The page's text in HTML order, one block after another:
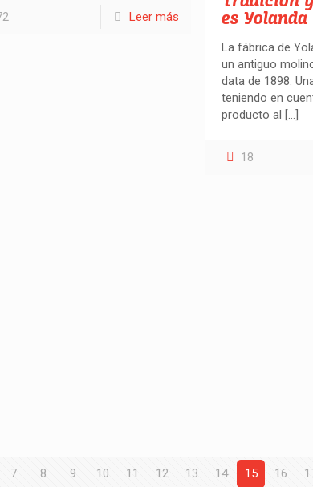
Leer más
es Yolanda
La fábrica de
un antiguo
data de 1898.
teniendo en
producto al […]
18
7 8 9 10 11 12 13 14 15 16